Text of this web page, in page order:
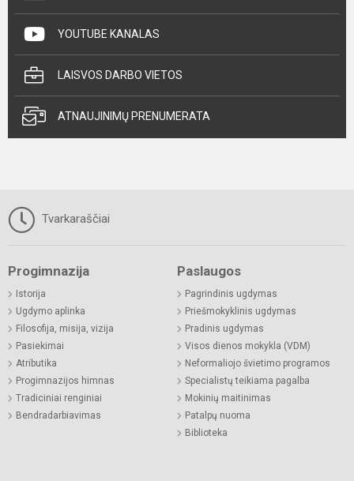
YOUTUBE KANALAS
LAISVOS DARBO VIETOS
ATNAUJINIMŲ PRENUMERATA
Tvarkaraščiai
Progimnazija
Istorija
Ugdymo aplinka
Filosofija, misija, vizija
Pasiekimai
Atributika
Progimnazijos himnas
Tradiciniai renginiai
Bendradarbiavimas
Paslaugos
Pagrindinis ugdymas
Priešmokyklinis ugdymas
Pradinis ugdymas
Visos dienos mokykla (VDM)
Neformaliojo švietimo programos
Specialistų teikiama pagalba
Mokinių maitinimas
Patalpų nuoma
Biblioteka